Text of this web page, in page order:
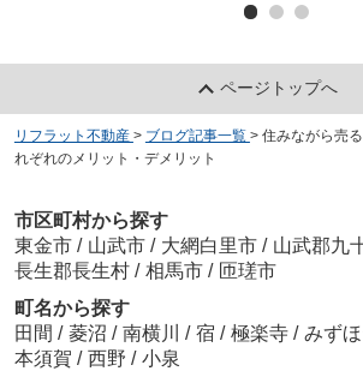
ページトップへ
リフラット不動産 > ブログ記事一覧 > 住みながら売
れぞれのメリット・デメリット
市区町村から探す
東金市 / 山武市 / 大網白里市 / 山武郡九
長生郡長生村 / 相馬市 / 匝瑳市
町名から探す
田間 / 菱沼 / 南横川 / 宿 / 極楽寺 / みず
本須賀 / 西野 / 小泉